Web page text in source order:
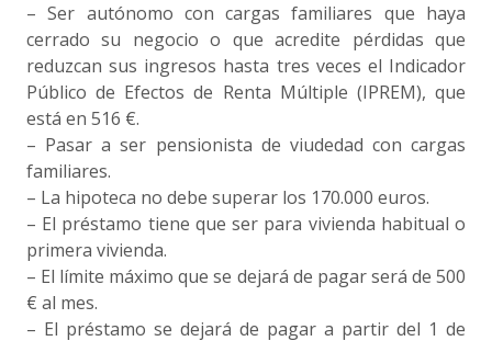
– Ser autónomo con cargas familiares que haya
cerrado su negocio o que acredite pérdidas que
reduzcan sus ingresos hasta tres veces el Indicador
Público de Efectos de Renta Múltiple (IPREM), que
está en 516 €.
– Pasar a ser pensionista de viudedad con cargas
familiares.
– La hipoteca no debe superar los 170.000 euros.
– El préstamo tiene que ser para vivienda habitual o
primera vivienda.
– El límite máximo que se dejará de pagar será de 500
€ al mes.
– El préstamo se dejará de pagar a partir del 1 de